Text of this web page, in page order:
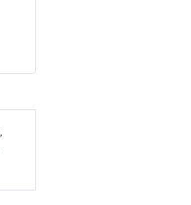
,